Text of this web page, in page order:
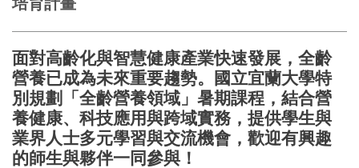
面對高齡化與智慧健康產業快速發展，全齡
營養已成為未來重要趨勢。國立宜蘭大學特
別規劃「全齡營養領域」暑期課程，結合營
養健康、科技應用與跨域實務，提供學生與
業界人士多元學習與交流機會，歡迎有興趣
的師生與夥伴一同參與！